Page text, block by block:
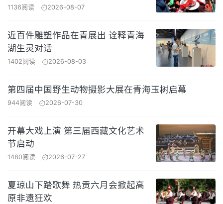
1136阅读 2026-08-07
近百件雕塑作品在青展出 诠释青海
湖生灵对话
1402阅读 2026-08-03
第四届中国野生动物摄影大展在青海玉树启幕
944阅读 2026-07-30
开幕大戏上演 第三届西藏文化艺术
节启动
1480阅读 2026-07-27
夏琼山下踏歌舞 热贡六月会掀起高
原非遗狂欢